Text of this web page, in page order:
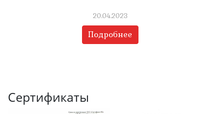
20.04.2023
Подробнее
Сертификаты